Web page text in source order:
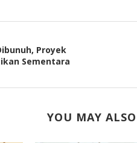
Proyek
Sementara
YOU MAY